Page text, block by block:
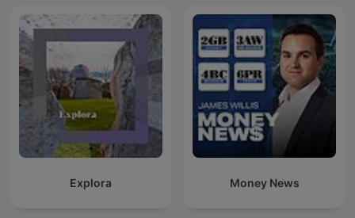
Explora Money News